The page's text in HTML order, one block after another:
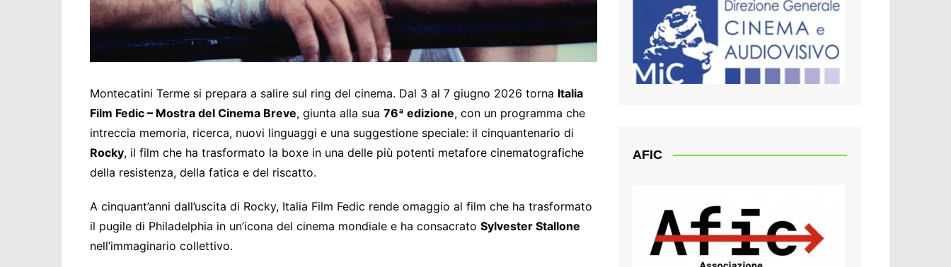
Montecatini Terme si prepara a salire sul ring del cinema. Dal 3 al 7 giugno 2026 torna Italia
Film Fedic – Mostra del Cinema Breve, giunta alla sua 76ª edizione, con un programma che
intreccia memoria, ricerca, nuovi linguaggi e una suggestione speciale: il cinquantenario di
Rocky, il film che ha trasformato la boxe in una delle più potenti metafore cinematografiche
della resistenza, della fatica e del riscatto.
A cinquant’anni dall’uscita di Rocky, Italia Film Fedic rende omaggio al film che ha trasformato
il pugile di Philadelphia in un’icona del cinema mondiale e ha consacrato Sylvester Stallone
nell’immaginario collettivo.
AFIC